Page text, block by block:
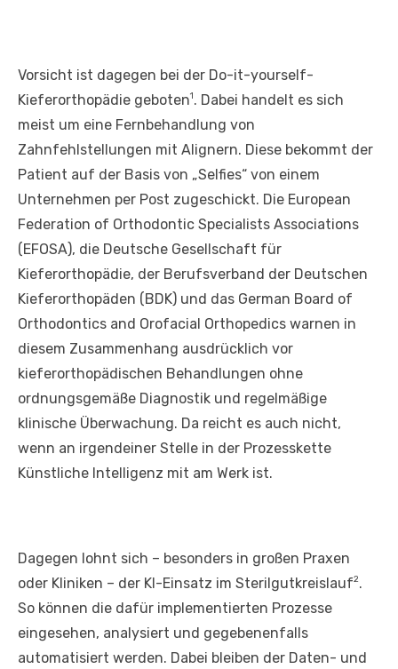
Vorsicht ist dagegen bei der Do-it-yourself-
Kieferorthopädie geboten1. Dabei handelt es sich
meist um eine Fernbehandlung von
Zahnfehlstellungen mit Alignern. Diese bekommt der
Patient auf der Basis von „Selfies“ von einem
Unternehmen per Post zugeschickt. Die European
Federation of Orthodontic Specialists Associations
(EFOSA), die Deutsche Gesellschaft für
Kieferorthopädie, der Berufsverband der Deutschen
Kieferorthopäden (BDK) und das German Board of
Orthodontics and Orofacial Orthopedics warnen in
diesem Zusammenhang ausdrücklich vor
kieferorthopädischen Behandlungen ohne
ordnungsgemäße Diagnostik und regelmäßige
klinische Überwachung. Da reicht es auch nicht,
wenn an irgendeiner Stelle in der Prozesskette
Künstliche Intelligenz mit am Werk ist.
Dagegen lohnt sich – besonders in großen Praxen
oder Kliniken – der KI-Einsatz im Sterilgutkreislauf2.
So können die dafür implementierten Prozesse
eingesehen, analysiert und gegebenenfalls
automatisiert werden. Dabei bleiben der Daten- und